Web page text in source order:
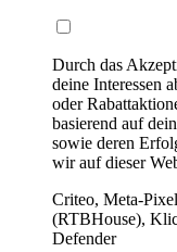
Durch das
deine Interessen
oder
basierend auf
sowie deren
wir auf dieser
Criteo, Meta-
(RTBHouse),
Defender